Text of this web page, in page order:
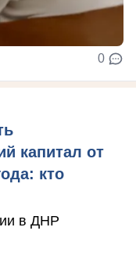
0
капитал от
кто
в ДНР